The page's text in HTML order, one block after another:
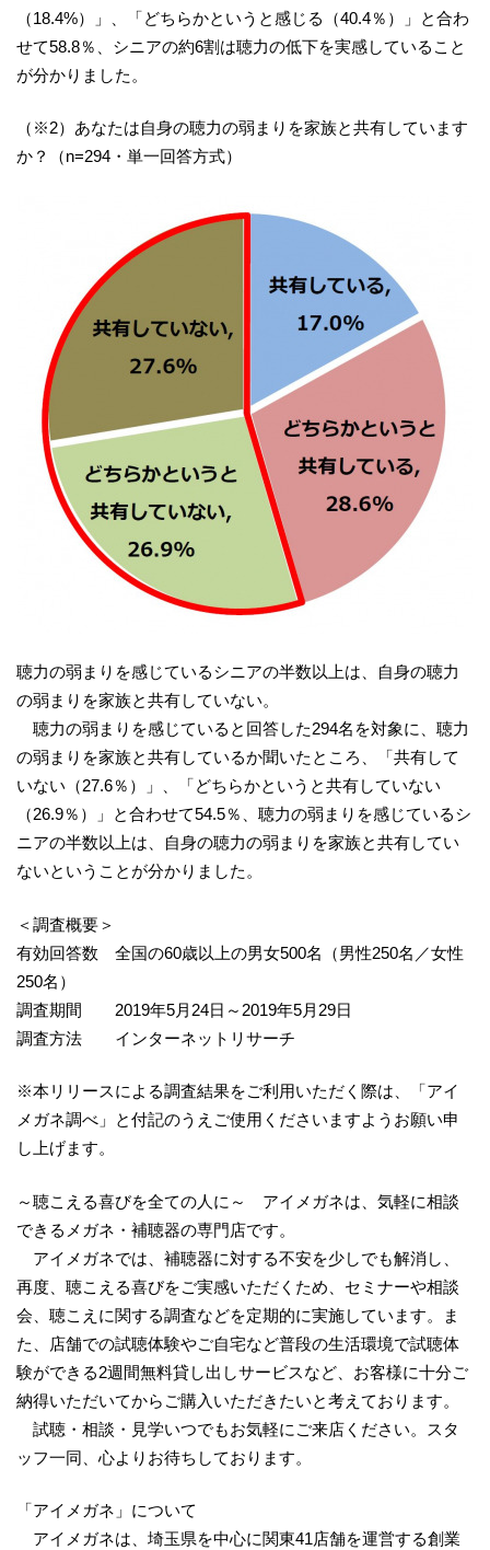
（18.4%）」、「どちらかというと感じる（40.4％）」と合わ
せて58.8％、シニアの約6割は聴力の低下を実感していること
が分かりました。
（※2）あなたは自身の聴力の弱まりを家族と共有しています
か？（n=294・単一回答方式）
聴力の弱まりを感じているシニアの半数以上は、自身の聴力
の弱まりを家族と共有していない。
聴力の弱まりを感じていると回答した294名を対象に、聴力
の弱まりを家族と共有しているか聞いたところ、「共有して
いない（27.6％）」、「どちらかというと共有していない
（26.9％）」と合わせて54.5％、聴力の弱まりを感じているシ
ニアの半数以上は、自身の聴力の弱まりを家族と共有してい
ないということが分かりました。
＜調査概要＞
有効回答数 全国の60歳以上の男女500名（男性250名／女性
250名）
調査期間 2019年5月24日～2019年5月29日
調査方法 インターネットリサーチ
※本リリースによる調査結果をご利用いただく際は、「アイ
メガネ調べ」と付記のうえご使用くださいますようお願い申
し上げます。
～聴こえる喜びを全ての人に～ アイメガネは、気軽に相談
できるメガネ・補聴器の専門店です。
アイメガネでは、補聴器に対する不安を少しでも解消し、
再度、聴こえる喜びをご実感いただくため、セミナーや相談
会、聴こえに関する調査などを定期的に実施しています。ま
た、店舗での試聴体験やご自宅など普段の生活環境で試聴体
験ができる2週間無料貸し出しサービスなど、お客様に十分ご
納得いただいてからご購入いただきたいと考えております。
試聴・相談・見学いつでもお気軽にご来店ください。スタ
ッフ一同、心よりお待ちしております。
「アイメガネ」について
アイメガネは、埼玉県を中心に関東41店舗を運営する創業